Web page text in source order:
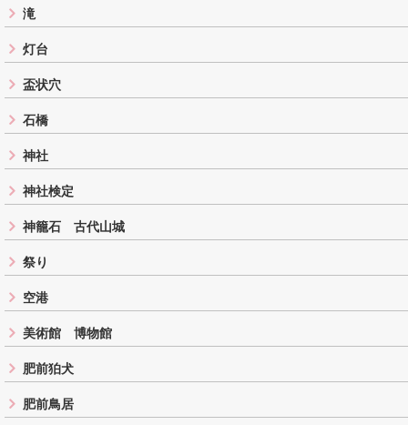
滝
灯台
盃状穴
石橋
神社
神社検定
神籠石 古代山城
祭り
空港
美術館 博物館
肥前狛犬
肥前鳥居